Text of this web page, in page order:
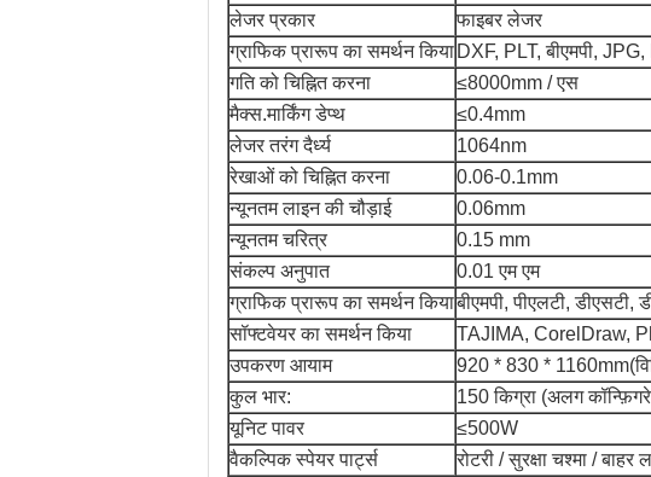
लेजर प्रकार
फाइबर लेजर
ग्राफिक प्रारूप का समर्थन किया DXF, PLT, बीएमपी,
गति को चिह्नित करना
≤8000mm / एस
मैक्स.मार्किंग डेप्थ
≤0.4mm
लेजर तरंग दैर्ध्य
1064nm
रेखाओं को चिह्नित करना
0.06-0.1mm
न्यूनतम लाइन की चौड़ाई
0.06mm
न्यूनतम चरित्र
0.15 mm
संकल्प अनुपात
0.01 एम एम
ग्राफिक प्रारूप का समर्थन कियाबीएमपी, पीएलटी,
सॉफ्टवेयर का समर्थन किया
TAJIMA, CorelDraw,
उपकरण आयाम
920 * 830 * 1160mm
कुल भार:
150 किग्रा (अलग
यूनिट पावर
≤500W
वैकल्पिक स्पेयर पार्ट्स
रोटरी / सुरक्षा चश्मा /